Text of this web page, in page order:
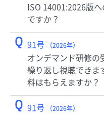
ISO 14001:2026版
ですか？
Q 91号 （2026年）
オンデマンド研修の
繰り返し視聴でき
料はもらえますか？
Q 91号 （2026年）